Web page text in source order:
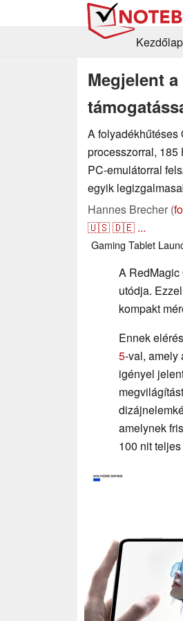
Kezdőlap
Megjelent
A folyadékhűtéses
processzorral,
PC-emulátorral
egyik
Hannes Brecher (
🇺🇸🇩🇪 ...
Gaming Tablet
A RedMagic
utódja.
kompakt
Ennek
5-val, amely
igényel
amelynek
100 nit